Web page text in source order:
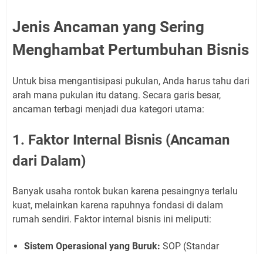
Jenis Ancaman yang Sering
Menghambat Pertumbuhan Bisnis
Untuk bisa mengantisipasi pukulan, Anda harus tahu dari
arah mana pukulan itu datang. Secara garis besar,
ancaman terbagi menjadi dua kategori utama:
1. Faktor Internal Bisnis (Ancaman
dari Dalam)
Banyak usaha rontok bukan karena pesaingnya terlalu
kuat, melainkan karena rapuhnya fondasi di dalam
rumah sendiri. Faktor internal bisnis ini meliputi:
Sistem Operasional yang Buruk: SOP (Standar